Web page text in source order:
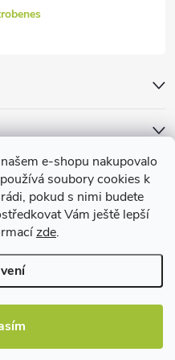
e-shopu nakupovalo
soubory cookies k
pokud s nimi budete
Vám ještě lepší
zde.